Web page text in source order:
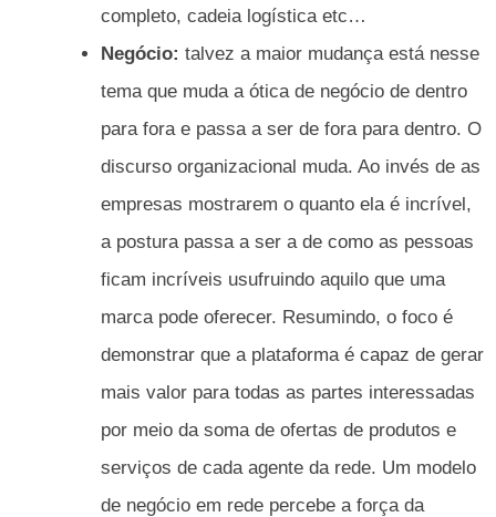
completo, cadeia logística etc…
Negócio: talvez a maior mudança está nesse
tema que muda a ótica de negócio de dentro
para fora e passa a ser de fora para dentro. O
discurso organizacional muda. Ao invés de as
empresas mostrarem o quanto ela é incrível,
a postura passa a ser a de como as pessoas
ficam incríveis usufruindo aquilo que uma
marca pode oferecer. Resumindo, o foco é
demonstrar que a plataforma é capaz de gerar
mais valor para todas as partes interessadas
por meio da soma de ofertas de produtos e
serviços de cada agente da rede. Um modelo
de negócio em rede percebe a força da